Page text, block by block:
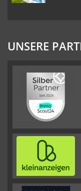
UNSERE